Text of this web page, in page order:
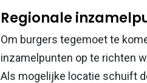
Regionale
Om burgers tegemoet te
inzamelpunten op te richten
Als mogelijke locatie schuift